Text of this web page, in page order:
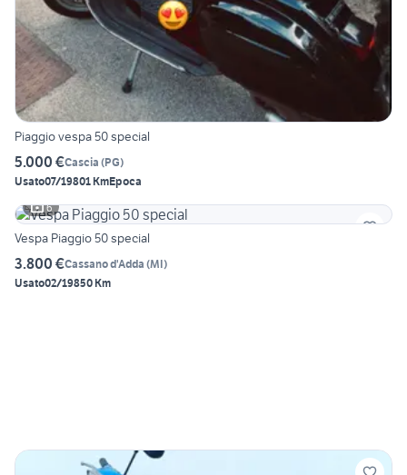
Piaggio vespa 50 special
5.000 €Cascia (PG)
Usato07/19801 KmEpoca
6
Vespa Piaggio 50 special
3.800 €Cassano d'Adda (MI)
Usato02/19850 Km